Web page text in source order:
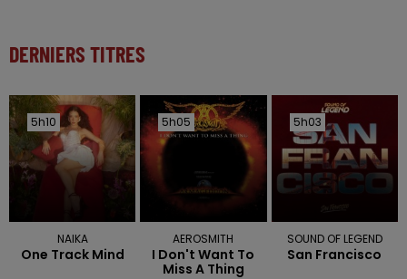
DERNIERS TITRES
5h10
5h10
NAIKA
One Track Mind
5h05
5h05
AEROSMITH
I Don't Want To
Miss A Thing
5h03
5h03
SOUND OF LEGEND
San Francisco